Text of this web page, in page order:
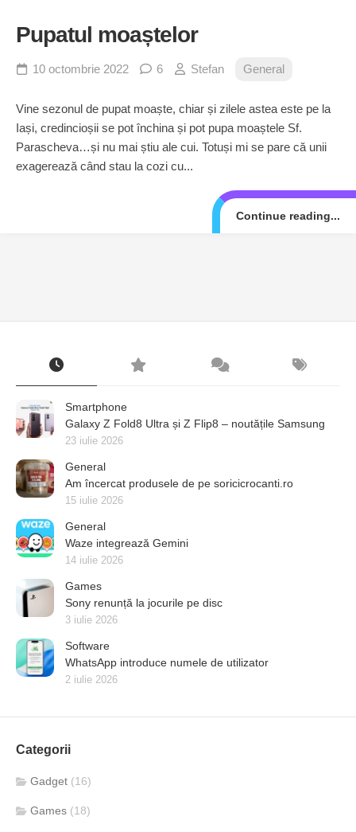
Pupatul moaștelor
10 octombrie 2022 6 Stefan General
Vine sezonul de pupat moaște, chiar și zilele astea este pe la
Iași, credincioșii se pot închina și pot pupa moaștele Sf.
Parascheva…și nu mai știu ale cui. Totuși mi se pare că unii
exagerează când stau la cozi cu...
Continue reading...
Smartphone
Galaxy Z Fold8 Ultra și Z Flip8 – noutățile Samsung
23 iulie 2026
General
Am încercat produsele de pe soricicrocanti.ro
15 iulie 2026
General
Waze integrează Gemini
14 iulie 2026
Games
Sony renunță la jocurile pe disc
3 iulie 2026
Software
WhatsApp introduce numele de utilizator
2 iulie 2026
Categorii
Gadget (16)
Games (18)